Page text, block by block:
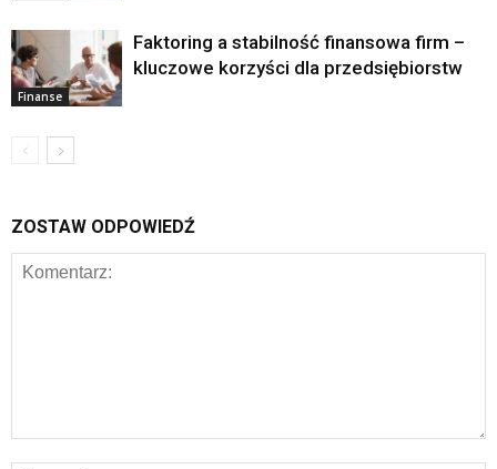
Finanse
Faktoring a stabilność finansowa firm –
kluczowe korzyści dla przedsiębiorstw
ZOSTAW ODPOWIEDŹ